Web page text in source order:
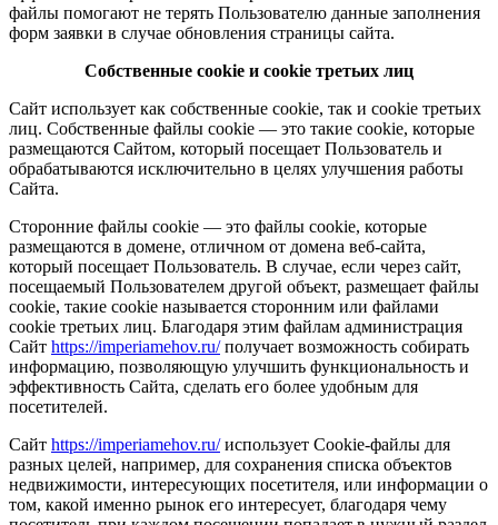
файлы помогают не терять Пользователю данные заполнения
форм заявки в случае обновления страницы сайта.
Собственные cookie и cookie третьих лиц
Сайт использует как собственные cookie, так и cookie третьих
лиц. Собственные файлы cookie — это такие cookie, которые
размещаются Cайтом, который посещает Пользователь и
обрабатываются исключительно в целях улучшения работы
Сайта.
Сторонние файлы cookie — это файлы cookie, которые
размещаются в домене, отличном от домена веб-сайта,
который посещает Пользователь. В случае, если через сайт,
посещаемый Пользователем другой объект, размещает файлы
cookie, такие cookie называется сторонним или файлами
cookie третьих лиц. Благодаря этим файлам администрация
Сайт https://imperiamehov.ru/получает возможность собирать
информацию, позволяющую улучшить функциональность и
эффективность Сайта, сделать его более удобным для
посетителей.
Сайт https://imperiamehov.ru/использует Cookie-файлы для
разных целей, например, для сохранения списка объектов
недвижимости, интересующих посетителя, или информации о
том, какой именно рынок его интересует, благодаря чему